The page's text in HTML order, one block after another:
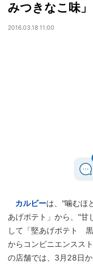
みつきなこ味」
2016.03.18 11:00
カルビーは、"噛むほ
あげポテト」から、"甘
して「堅あげポテト
からコンビニエンスス
の店舗では、3月28日か